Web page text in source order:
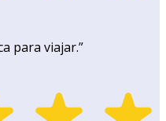
para viajar.”